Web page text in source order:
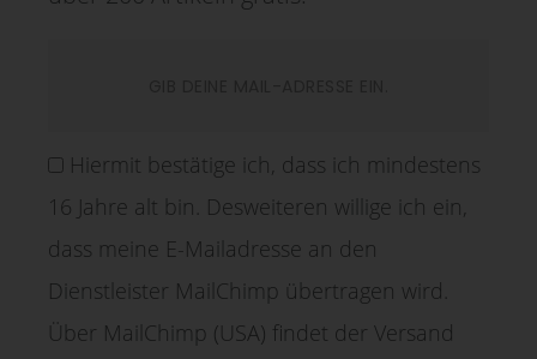
Hiermit bestätige ich, dass ich mindestens
16 Jahre alt bin. Desweiteren willige ich ein,
dass meine E-Mailadresse an den
Dienstleister MailChimp übertragen wird.
Über MailChimp (USA) findet der Versand